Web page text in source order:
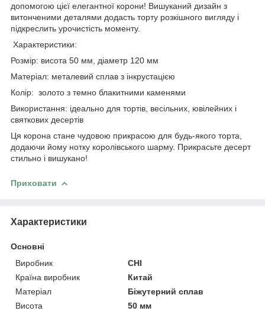
допомогою цієї елегантної корони! Вишуканий дизайн з
витонченими деталями додасть торту розкішного вигляду і
підкреслить урочистість моменту.
Характеристики:
Розмір: висота 50 мм, діаметр 120 мм
Матеріал: металевий сплав з інкрустацією
Колір: золото з темно блакитними каменями
Використання: ідеально для тортів, весільних, ювілейних і
святкових десертів
Ця корона стане чудовою прикрасою для будь-якого торта,
додаючи йому нотку королівського шарму. Прикрасьте десерт
стильно і вишукано!
Приховати
Характеристики
Основні
Виробник
CHI
Країна виробник
Китай
Матеріал
Біжутерний сплав
Висота
50 мм